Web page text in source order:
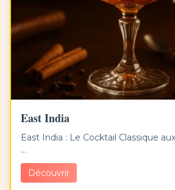
East India
East India : Le Cocktail Classique
...
Découvrir